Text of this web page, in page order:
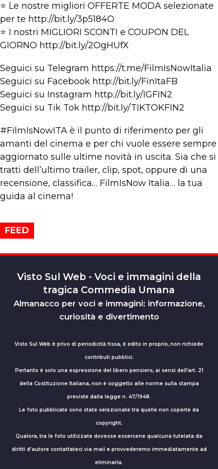
⭐ Le nostre migliori OFFERTE MODA selezionate
per te http://bit.ly/3p5184O
⭐ I nostri MIGLIORI SCONTI e COUPON DEL
GIORNO http://bit.ly/2OgHUfX
Seguici su Telegram https://t.me/FilmIsNowItalia
Seguici su Facebook http://bit.ly/FinItaFB
Seguici su Instagram http://bit.ly/IGFIN2
Seguici su Tik Tok http://bit.ly/TIKTOKFIN2
#FilmIsNowITA è il punto di riferimento per gli
amanti del cinema e per chi vuole essere sempre
aggiornato sulle ultime novità in uscita. Sia che si
tratti dell’ultimo trailer, clip, spot, oppure di una
recensione, classifica… FilmIsNow Italia… la tua
guida al cinema!
FEED
Visto Sul Web - Voci e immagini della
tragica Commedia Umana
Almanacco per voci e immagini: informazione,
curiosità e divertimento
Visto Sul Web è privo di periodicità fissa, è edito in proprio, non richiede
contributi pubblici.
Pertanto è solo una espressione del libero pensiero, ai sensi dell’art. 21
della Costituzione Italiana, non è soggetto alle norme sulla stampa
previste dalla legge n. 47/1948.
Le foto pubblicate sono state selezionate tra quelle non coperte da
copyright.
Qualora, tra le foto utilizzate dovesse essercene qualcuna tutelata da
diritti d'autore contattateci via mail e provvederemo immediatamente ad
eliminarla.